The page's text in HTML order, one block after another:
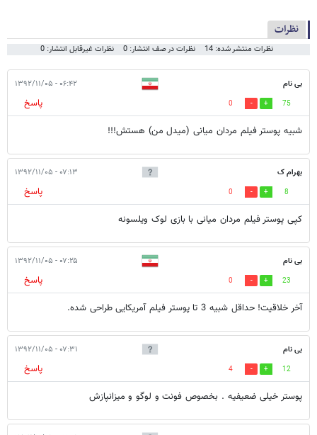
نظرات
نظرات منتشر شده: 14 نظرات در صف انتشار: 0 نظرات غیرقابل انتشار: 0
بی نام ۰۶:۴۲ - ۱۳۹۲/۱۱/۰۵
75
0
پاسخ
شبیه پوستر فیلم مردان میانی (میدل من) هستش!!!
بهرام ک ۰۷:۱۳ - ۱۳۹۲/۱۱/۰۵
8
0
پاسخ
کپی پوستر فیلم مردان میانی با بازی لوک ویلسونه
بی نام ۰۷:۲۵ - ۱۳۹۲/۱۱/۰۵
23
0
پاسخ
آخر خلاقیت! حداقل شبیه 3 تا پوستر فیلم آمریکایی طراحی شده.
بی نام ۰۷:۳۱ - ۱۳۹۲/۱۱/۰۵
12
4
پاسخ
پوستر خیلی ضعیفیه . بخصوص فونت و لوگو و میزانپازش